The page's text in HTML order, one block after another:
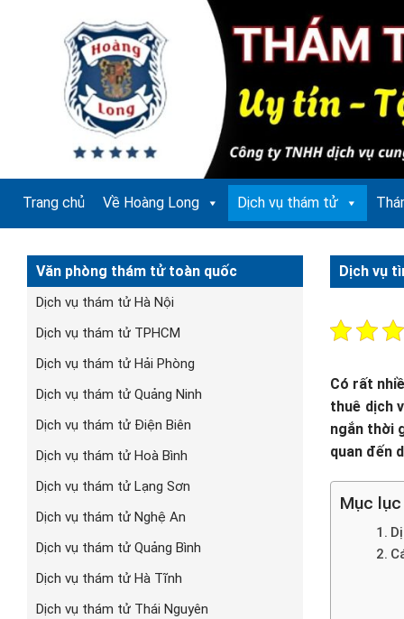
Trang chủ Về Hoàng Long Dịch vụ thám tử
Văn phòng thám tử toàn quốc
Dịch vụ thám tử Hà Nội
Dịch vụ thám tử TPHCM
Dịch vụ thám tử Hải Phòng
Dịch vụ thám tử Quảng Ninh
Dịch vụ thám tử Điện Biên
Dịch vụ thám tử Hoà Bình
Dịch vụ thám tử Lạng Sơn
Dịch vụ thám tử Nghệ An
Dịch vụ thám tử Quảng Bình
Dịch vụ thám tử Hà Tĩnh
Dịch vụ thám tử Thái Nguyên
Dịch vụ
Có rất
thuê dịch
ngắn thời
quan đến
Mục lục